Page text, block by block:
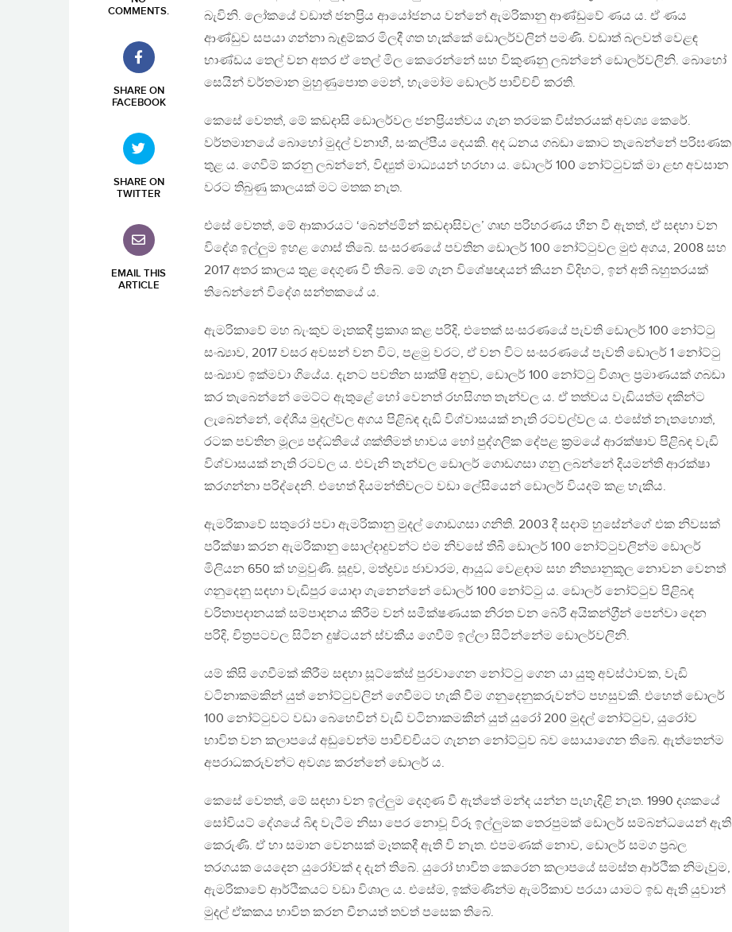
COMMENTS.
SHARE ON
FACEBOOK
SHARE ON
TWITTER
EMAIL THIS
ARTICLE
බැවිනි. ලෝකයේ වඩාත් ජනප‍්‍රිය ආයෝජනය වන්නේ ඇමරිකානු ආණ්ඩුවේ ණය ය. ඒ ණය
ආණ්ඩුව සපයා ගන්නා බැඳුම්කර මිලදී ගත හැක්කේ ඩොලර්වලින් පමණි. වඩාත් බලවත් වෙළඳ
භාණ්ඩය තෙල් වන අතර ඒ තෙල් මිල කෙරෙන්නේ සහ විකුණනු ලබන්නේ ඩොලර්වලිනි. බොහෝ
සෙයින් වර්තමාන මුහුණුපොත මෙන්, හැමෝම ඩොලර් පාවිච්චි කරති.
කෙසේ වෙතත්, මේ කඩදාසි ඩොලර්වල ජනප‍්‍රියත්වය ගැන තරමක විස්තරයක් අවශ්‍ය කෙරේ.
වර්තමානයේ බොහෝ මුදල් වනාහී, සංකල්පීය දෙයකි. අද ධනය ගබඩා කොට තැබෙන්නේ පරිඝණක
තුළ ය. ගෙවීම් කරනු ලබන්නේ, විද්‍යුත් මාධ්‍යයන් හරහා ය. ඩොලර් 100 නෝට්ටුවක් මා ළඟ අවසාන
වරට තිබුණු කාලයක් මට මතක නැත.
එසේ වෙතත්, මේ ආකාරයට ‘බෙන්ජමින් කඩදාසිවල’ ගෘහ පරිහරණය හීන වී ඇතත්, ඒ සඳහා වන
විදේශ ඉල්ලුම ඉහළ ගොස් තිබේ. සංසරණයේ පවතින ඩොලර් 100 නෝට්ටුවල මුළු අගය, 2008 සහ
2017 අතර කාලය තුළ දෙගුණ වී තිබේ. මේ ගැන විශේෂඥයන් කියන විදිහට, ඉන් අති බහුතරයක්
තිබෙන්නේ විදේශ සන්තකයේ ය.
ඇමරිකාවේ මහ බැංකුව මෑතකදී ප‍්‍රකාශ කළ පරිදි, එතෙක් සංසරණයේ පැවති ඩොලර් 100 නෝට්ටු
සංඛ්‍යාව, 2017 වසර අවසන් වන විට, පළමු වරට, ඒ වන විට සංසරණයේ පැවති ඩොලර් 1 නෝට්ටු
සංඛ්‍යාව ඉක්මවා ගියේය. දැනට පවතින සාක්ෂි අනුව, ඩොලර් 100 නෝට්ටු විශාල ප‍්‍රමාණයක් ගබඩා
කර තැබෙන්නේ මෙට්ට ඇතුළේ හෝ වෙනත් රහසිගත තැන්වල ය. ඒ තත්වය වැඩියත්ම දකින්ට
ලැබෙන්නේ, දේශීය මුදල්වල අගය පිළිබඳ දැඩි විශ්වාසයක් නැති රටවල්වල ය. එසේත් නැතහොත්,
රටක පවතින මූල්‍ය පද්ධතියේ ශක්තිමත් භාවය හෝ පුද්ගලික දේපළ ක‍්‍රමයේ ආරක්ෂාව පිළිබඳ වැඩි
විශ්වාසයක් නැති රටවල ය. එවැනි තැන්වල ඩොලර් ගොඩගසා ගනු ලබන්නේ දියමන්ති ආරක්ෂා
කරගන්නා පරිද්දෙනි. එහෙත් දියමන්තිවලට වඩා ලේසියෙන් ඩොලර් වියදම් කළ හැකිය.
ඇමරිකාවේ සතුරෝ පවා ඇමරිකානු මුදල් ගොඩගසා ගනිති. 2003 දී සදාම් හුසේන්ගේ එක නිවසක්
පරීක්ෂා කරන ඇමරිකානු සොල්දාදුවන්ට එම නිවසේ තිබී ඩොලර් 100 නෝට්ටුවලින්ම ඩොලර්
මිලියන 650 ක් හමුවුණි. සූදුව, මත්ද්‍රව්‍ය ජාවාරම, ආයුධ වෙළඳාම සහ නීත්‍යානුකූල නොවන වෙනත්
ගනුදෙනු සඳහා වැඩිපුර යොදා ගැනෙන්නේ ඩොලර් 100 නෝට්ටු ය. ඩොලර් නෝට්ටුව පිළිබඳ
චරිතාපදානයක් සම්පාදනය කිරීම වන් සමීක්ෂණයක නිරත වන බෙරී අයිකන්ග‍්‍රීන් පෙන්වා දෙන
පරිදි, චිත‍්‍රපටවල සිටින දුෂ්ටයන් ස්වකීය ගෙවීම් ඉල්ලා සිටින්නේම ඩොලර්වලිනි.
යම් කිසි ගෙවීමක් කිරීම සඳහා සූට්කේස් පුරවාගෙන නෝට්ටු ගෙන යා යුතු අවස්ථාවක, වැඩි
වටිනාකමකින් යුත් නෝට්ටුවලින් ගෙවීමට හැකි වීම ගනුදෙනුකරුවන්ට පහසුවකි. එහෙත් ඩොලර්
100 නෝට්ටුවට වඩා බෙහෙවින් වැඩි වටිනාකමකින් යුත් යුරෝ 200 මුදල් නෝට්ටුව, යුරෝව
භාවිත වන කලාපයේ අඩුවෙන්ම පාවිච්චියට ගැනන නෝට්ටුව බව සොයාගෙන තිබේ. ඇත්තෙන්ම
අපරාධකරුවන්ට අවශ්‍ය කරන්නේ ඩොලර් ය.
කෙසේ වෙතත්, මේ සඳහා වන ඉල්ලුම දෙගුණ වී ඇත්තේ මන්ද යන්න පැහැදිළි නැත. 1990 දශකයේ
සෝවියට් දේශයේ බිඳ වැටීම නිසා පෙර නොවූ විරූ ඉල්ලුමක තෙරපුමක් ඩොලර් සම්බන්ධයෙන් ඇති
කෙරුණි. ඒ හා සමාන වෙනසක් මෑතකදී ඇති වි නැත. එපමණක් නොව, ඩොලර් සමග ප‍්‍රබල
තරගයක යෙදෙන යුරෝවක් ද දැන් තිබේ. යුරෝ භාවිත කෙරෙන කලාපයේ සමස්ත ආර්ථික නිමැවුම,
ඇමරිකාවේ ආර්ථිකයට වඩා විශාල ය. එසේම, ඉක්මණින්ම ඇමරිකාව පරයා යාමට ඉඩ ඇති යුවාන්
මුදල් ඒකකය භාවිත කරන චීනයත් තවත් පසෙක තිබේ.